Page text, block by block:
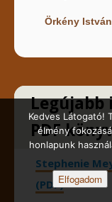
Örkény István
Legújabb
PDF
Stephenie
(PDF)
Kedves Látogató!
élmény
honlapunk
Elfogadom